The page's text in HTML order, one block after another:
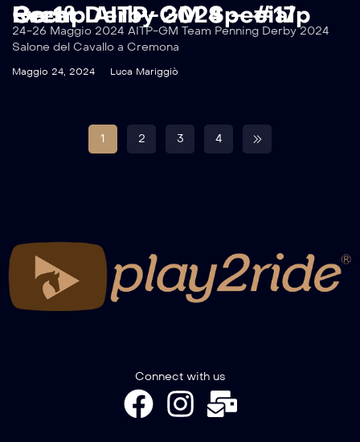
Recap AITP-GM Special Event Derby 2024 – #17p Go 1°
24-26 Maggio 2024 AITP-GM Team Penning Derby 2024
Salone del Cavallo a Cremona
Maggio 24, 2024 Luca Mariggiò
1 2 3 4
Connect with us